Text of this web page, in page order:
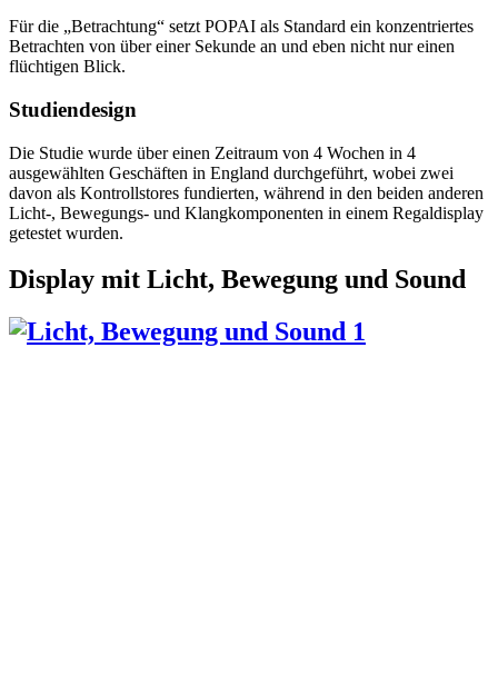
Für die „Betrachtung“ setzt POPAI als Standard ein konzentriertes
Betrachten von über einer Sekunde an und eben nicht nur einen
flüchtigen Blick.
Studiendesign
Die Studie wurde über einen Zeitraum von 4 Wochen in 4
ausgewählten Geschäften in England durchgeführt, wobei zwei
davon als Kontrollstores fundierten, während in den beiden anderen
Licht-, Bewegungs- und Klangkomponenten in einem Regaldisplay
getestet wurden.
Display mit Licht, Bewegung und Sound